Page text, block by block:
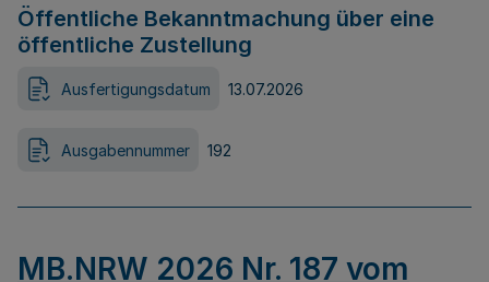
Öffentliche Bekanntmachung über eine
öffentliche Zustellung
Ausfertigungsdatum 13.07.2026
Ausgabennummer 192
MB.NRW 2026 Nr. 187 vom